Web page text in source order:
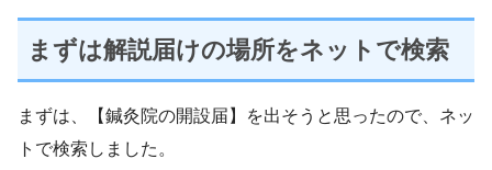
まずは解説届けの場所をネットで検索
まずは、【鍼灸院の開設届】を出そうと思ったので、ネッ
トで検索しました。